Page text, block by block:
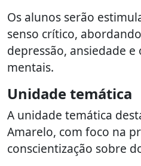
Os alunos serão
senso crítico,
depressão, ansiedade
mentais.
Unidade temática
A unidade temática
Amarelo, com foco na
conscientização sobre